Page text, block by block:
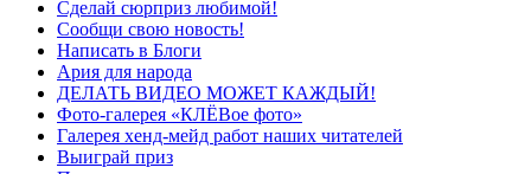
Сделай сюрприз любимой!
Сообщи свою новость!
Написать в Блоги
Ария для народа
ДЕЛАТЬ ВИДЕО МОЖЕТ КАЖДЫЙ!
Фото-галерея «КЛЁВое фото»
Галерея хенд-мейд работ наших читателей
Выиграй приз